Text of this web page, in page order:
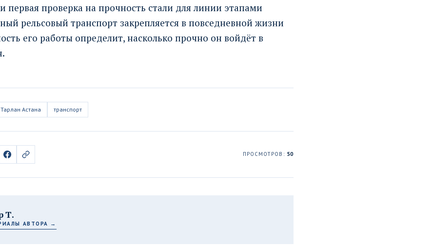
первая проверка на прочность стали для линии этапами
рельсовый транспорт закрепляется в повседневной жизни
его работы определит, насколько прочно он войдёт в
Тарлан Астана транспорт
ПРОСМОТРОВ: 50
Т.
АВТОРА →